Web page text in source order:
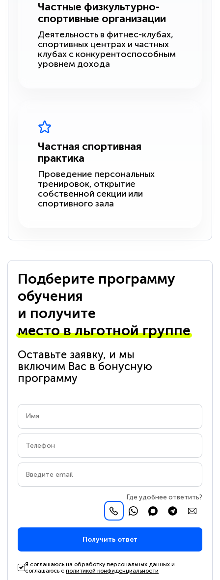
Частные физкультурно-
спортивные организации
Деятельность в фитнес-клубах,
спортивных центрах и частных
клубах с конкурентоспособным
уровнем дохода
Частная спортивная
практика
Проведение персональных
тренировок, открытие
собственной секции или
спортивного зала
Подберите программу
обучения
и получите
место в льготной группе
Оставьте заявку, и мы
включим Вас в бонусную
программу
Где удобнее ответить?
Получить ответ
Я соглашаюсь на обработку персональных данных и
соглашаюсь сполитикой конфиденциальности